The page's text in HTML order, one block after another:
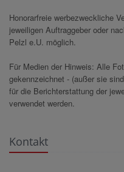
Honorarfreie werbezweckliche
jeweiligen Auftraggeber oder
Pelzl e.U. möglich.
Für Medien der Hinweis: Alle
gekennzeichnet - (außer sie
für die Berichterstattung der
verwendet werden.
Kontakt